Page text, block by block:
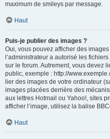
maximum de smileys par message.
Haut
Puis-je publier des images ?
Oui, vous pouvez afficher des
l’administrateur a autorisé les
sur le forum. Autrement, vous devez
public, exemple : http://
lier des images de votre ordinateur
images placées derrière des
aux lettres Hotmail ou Yahoo!, sites
afficher l’image, utilisez la balise
Haut